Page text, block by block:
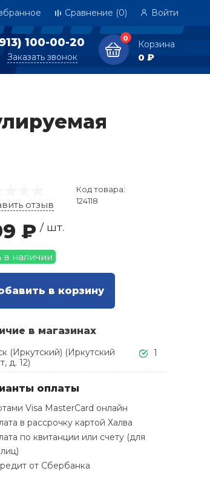
Сравнение (0) Войти
100-00-20
Заказать звонок
0
Корзина
0 ₽
отзыв
Код товара:
124118
₽ / шт.
в наличии
в корзину
в магазинах
(Иркутский) (Иркутский
д. 12)
1
оплаты
Visa MasterCard онлайн
в рассрочку картой Халва
по квитанции или счету (для
от Сбербанка